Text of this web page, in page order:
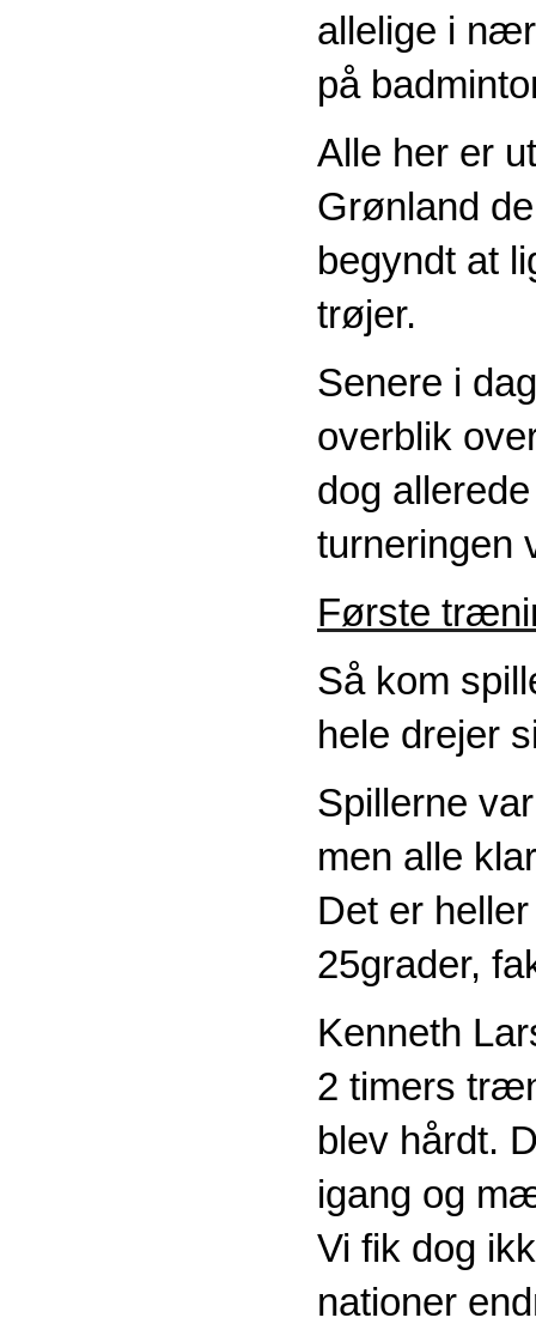
allelige i
på
Alle her er
Grønland
begyndt at
trøjer.
Senere i
overblik
dog
turneringen
Første
Så kom
hele drejer
Spillerne
men alle
Det er
25grader,
Kenneth
2 timers
blev hårdt.
igang og
Vi fik dog
nationer